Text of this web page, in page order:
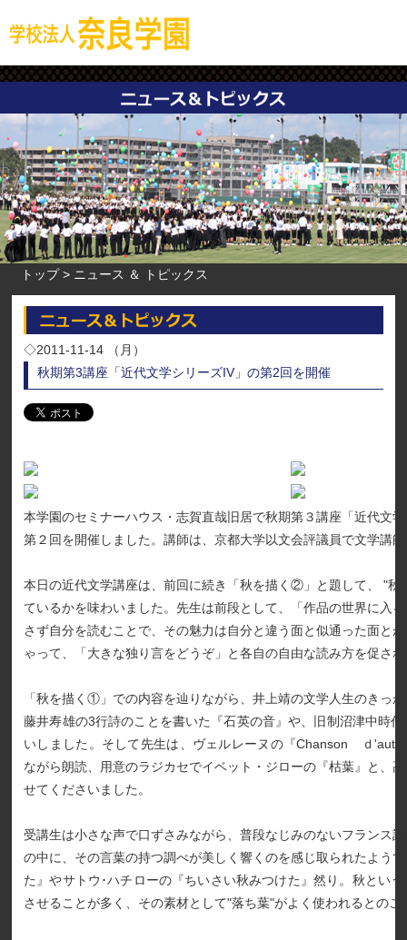
トップ ニュース ＆ トピックス
◇2011-11-14 （月）
秋期第3講座「近代文学シリーズIV」の第2回を開催
本学園のセミナーハウス・志賀直哉旧居で秋期第３講座「近代文
第２回を開催しました。講師は、京都大学以文会評議員で文学講
本日の近代文学講座は、前回に続き「秋を描く②」と題して、 "秋
ているかを味わいました。先生は前段として、「作品の世界に入
さず自分を読むことで、その魅力は自分と違う面と似通った面と
ゃって、「大きな独り言をどうぞ」と各自の自由な読み方を促さ
「秋を描く①」での内容を辿りながら、井上靖の文学人生のきっ
藤井寿雄の3行詩のことを書いた『石英の音』や、旧制沼津中時
いしました。そして先生は、ヴェルレーヌの『Chanson ｄ
ながら朗読、用意のラジカセでイベット・ジローの『枯葉』と、
せてくださいました。
受講生は小さな声で口ずさみながら、普段なじみのないフランス
の中に、その言葉の持つ調べが美しく響くのを感じ取られたよう
た』やサトウ･ハチローの『ちいさい秋みつけた』然り。秋とい
させることが多く、その素材として"落ち葉"がよく使われるとのこ